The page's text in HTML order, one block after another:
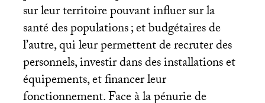
sur leur territoire pouvant influer sur la
santé des populations; et budgétaires de
l’autre, qui leur permettent de recruter des
personnels, investir dans des installations et
équipements, et financer leur
fonctionnement. Face à la pénurie de